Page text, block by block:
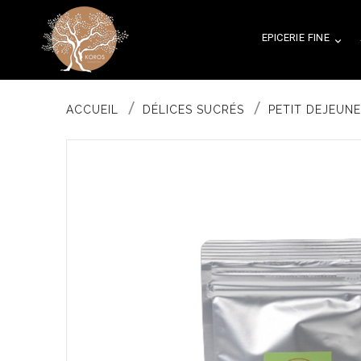

EPICERIE FINE
ACCUEIL DÉLICES SUCRÉS PETIT